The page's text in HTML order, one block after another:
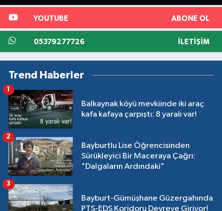
YOUTUBE ABONE OL
05379277726 İLETIŞIM
Trend Haberler
Balkaynak köyü mevkiinde iki araç
kafa kafaya çarpıştı: 8 yaralı var!
1
Bayburtlu Lise Öğrencisinden
Sürükleyici Bir Maceraya Çağrı:
"Dalgaların Ardındaki"
2
Bayburt-Gümüşhane Güzergahında
PTS-EDS Koridoru Devreye Giriyor!
3